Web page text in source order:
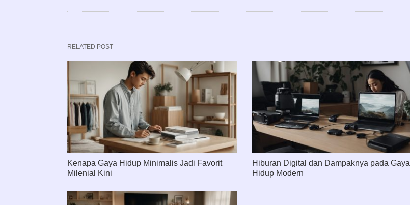
RELATED POST
Kenapa Gaya Hidup Minimalis Jadi Favorit
Milenial Kini
Hiburan Digital dan Dampaknya pada Gaya
Hidup Modern